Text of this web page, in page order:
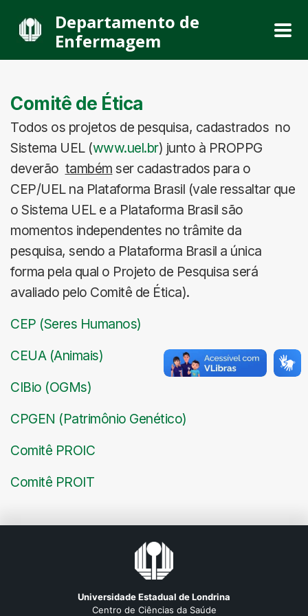
Departamento de
Enfermagem
Comitê de Ética
Todos os projetos de pesquisa, cadastrados no
Sistema UEL (www.uel.br) junto à PROPPG
deverão também ser cadastrados para o
CEP/UEL na Plataforma Brasil (vale ressaltar que
o Sistema UEL e a Plataforma Brasil são
momentos independentes no trâmite da
pesquisa, sendo a Plataforma Brasil a única
forma pela qual o Projeto de Pesquisa será
avaliado pelo Comitê de Ética).
CEP (Seres Humanos)
CEUA (Animais)
CIBio (OGMs)
CPGEN (Patrimônio Genético)
Comitê PROIC
Comitê PROIT
Universidade Estadual de Londrina
Centro de Ciências da Saúde